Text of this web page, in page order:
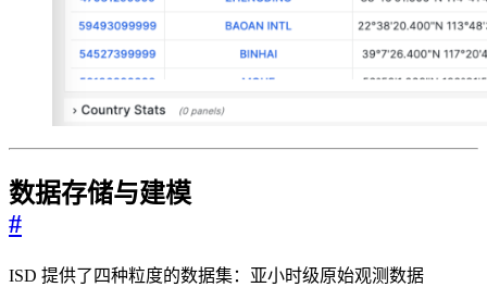
数据存储与建模
#
ISD 提供了四种粒度的数据集：亚小时级原始观测数据